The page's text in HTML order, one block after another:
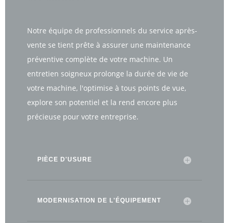
Notre équipe de professionnels du service après-
vente se tient prête à assurer une maintenance
préventive complète de votre machine. Un
entretien soigneux prolonge la durée de vie de
votre machine, l'optimise à tous points de vue,
explore son potentiel et la rend encore plus
précieuse pour votre entreprise.
PIÈCE D'USURE
MODERNISATION DE L'ÉQUIPEMENT